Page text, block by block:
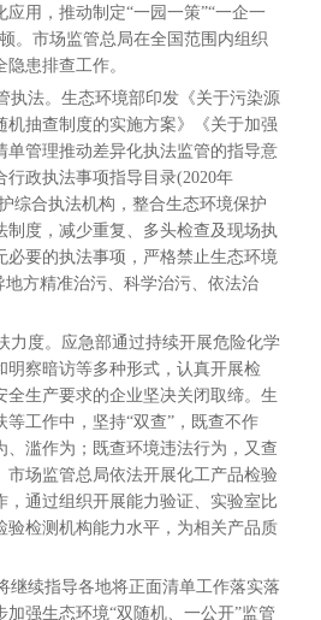
应用，推动制定“一园一策”“一企一
。市场监管总局在全国范围内组织
患排查工作。
法。生态环境部印发《关于污染源
机抽查制度的实施方案》《关于加强
单管理推动差异化执法监管的指导意
行政执法事项指导目录(2020年
综合执法机构，整合生态环境保护
制度，减少重复、多头检查及现场执
必要的执法事项，严格禁止生态环境
地方精准治污、科学治污、依法治
度。应急部通过持续开展危险化学
明察暗访等多种形式，认真开展检
全生产要求的企业坚决关闭取缔。生
工作中，坚持“双查”，既查不作
、滥作为；既查环境违法行为，又查
市场监管总局依法开展化工产品检验
，通过组织开展能力验证、实验室比
验检测机构能力水平，为相关产品质
续指导各地将正面清单工作落实落
强生态环境“双随机、一公开”监管